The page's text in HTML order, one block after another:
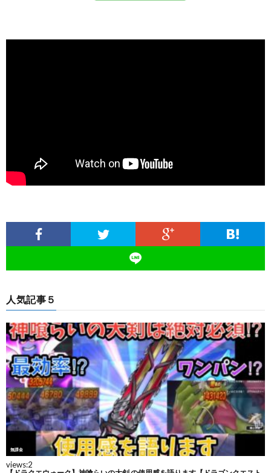
人気記事５